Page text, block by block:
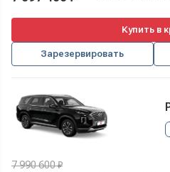
Купить в
Зарезервировать
7 990 600 ₽